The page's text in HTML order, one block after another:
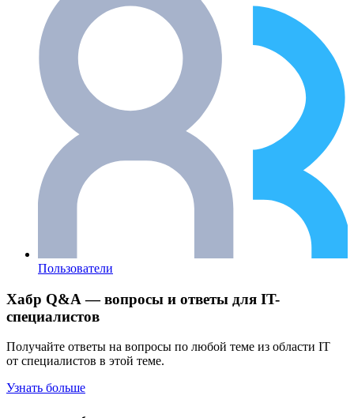
Пользователи
Хабр Q&A — вопросы и ответы для IT-
специалистов
Получайте ответы на вопросы по любой теме из области IT
от специалистов в этой теме.
Узнать больше